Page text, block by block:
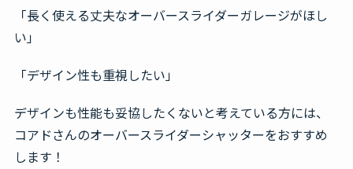
「長く使える丈夫なオーバースライダーガレージがほし
い」
「デザイン性も重視したい」
デザインも性能も妥協したくないと考えている方には、
コアドさんのオーバースライダーシャッターをおすすめ
します！